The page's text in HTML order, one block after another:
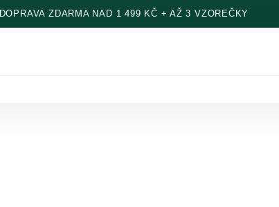
DOPRAVA ZDARMA NAD 1 499 KČ + AŽ 3 VZOREČKY